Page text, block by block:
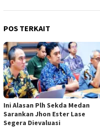
POS TERKAIT
Ini Alasan Plh Sekda Medan
Sarankan Jhon Ester Lase
Segera Dievaluasi